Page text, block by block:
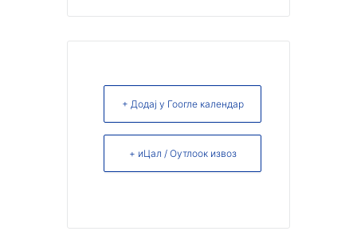
+ Додај у Гоогле календар
+ иЦал / Оутлоок извоз